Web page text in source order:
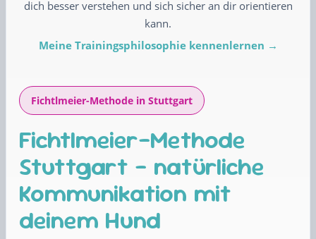
dich besser verstehen und sich sicher an dir orientieren
kann.
Meine Trainingsphilosophie kennenlernen →
Fichtlmeier-Methode in Stuttgart
Fichtlmeier-Methode
Stuttgart – natürliche
Kommunikation mit
deinem Hund